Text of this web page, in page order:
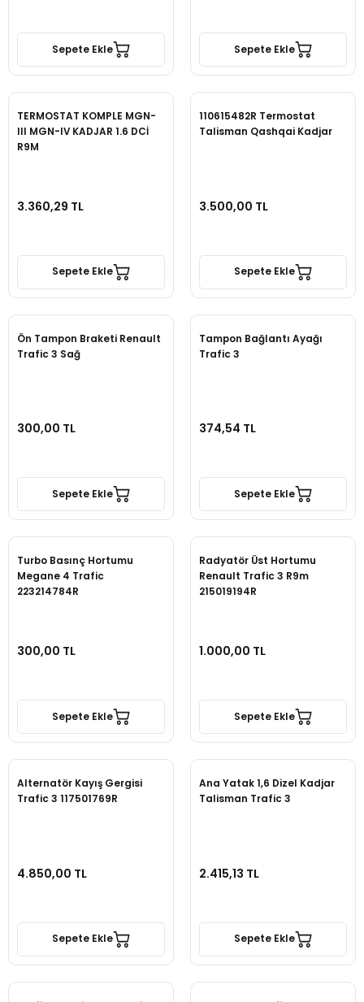
Sepete Ekle Sepete Ekle
TERMOSTAT KOMPLE MGN-
III MGN-IV KADJAR 1.6 DCİ
R9M
3.360,29 TL
Sepete Ekle
110615482R Termostat
Talisman Qashqai Kadjar
3.500,00 TL
Sepete Ekle
Ön Tampon Braketi Renault
Trafic 3 Sağ
300,00 TL
Sepete Ekle
Tampon Bağlantı Ayağı
Trafic 3
374,54 TL
Sepete Ekle
Turbo Basınç Hortumu
Megane 4 Trafic
223214784R
300,00 TL
Sepete Ekle
Radyatör Üst Hortumu
Renault Trafic 3 R9m
215019194R
1.000,00 TL
Sepete Ekle
Alternatör Kayış Gergisi
Trafic 3 117501769R
4.850,00 TL
Sepete Ekle
Ana Yatak 1,6 Dizel Kadjar
Talisman Trafic 3
2.415,13 TL
Sepete Ekle